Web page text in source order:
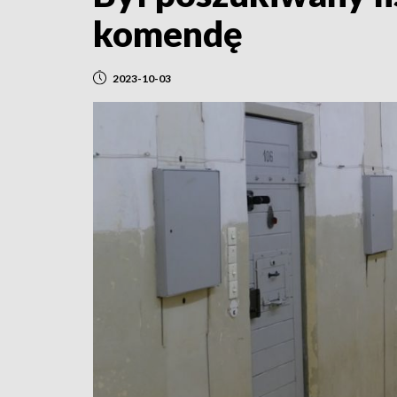
komendę
2023-10-03